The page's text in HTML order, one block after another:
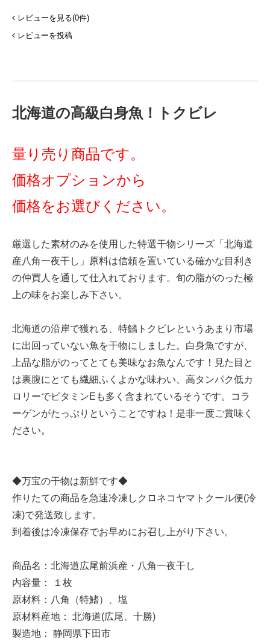
レビューを見る(0件)
レビューを投稿
北海道の高級白身魚！トクビレ
量り売り商品です。
価格オプションから
価格をお選びください。
厳選した素材のみを使用した特選干物シリーズ「北海道
産八角一夜干し」原料は信頼を置いている確かな目利き
の仲買人を通して仕入れております。旬の脂がのった極
上の味をお楽しみ下さい。
北海道の沿岸で獲れる、特鰭トクビレというあまり市場
に出回っていない魚を干物にしました。白身魚ですが、
上品な脂がのってとても美味なお魚なんです！見た目と
は裏腹にとても繊細ふくよかな味わい、高タンパク低カ
ロリーでビタミンEも多く含まれているそうです。コラ
ーゲンがたっぷりということですね！是非一度ご賞味く
ださい。
◆万宝の干物は新鮮です◆
作りたての商品を急速冷凍しクロネコヤマトクール便(冷
凍)で発送致します。
到着後は冷凍保存でお早めにお召し上がり下さい。
商品名：北海道広尾前浜産・八角一夜干し
内容量： １枚
原材料：八角（特鰭）、塩
原材料産地： 北海道(広尾、十勝)
製造地： 静岡県下田市